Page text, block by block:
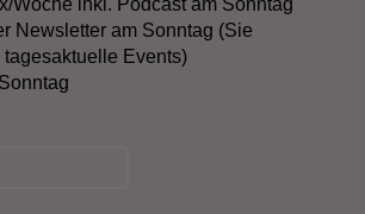
Woche inkl. Podcast am Sonntag
Newsletter am Sonntag (Sie
Events)